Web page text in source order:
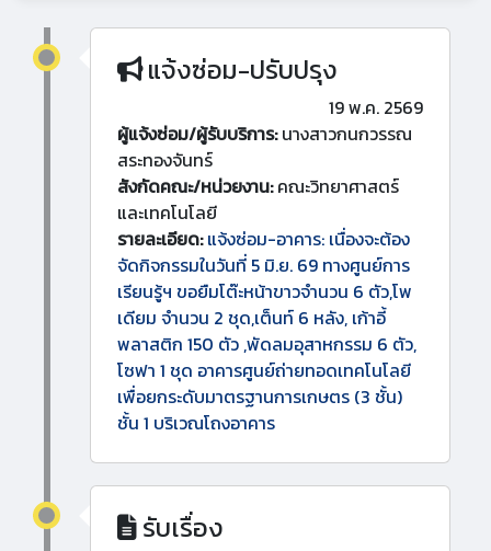
แจ้งซ่อม-ปรับปรุง
19 พ.ค. 2569
ผู้แจ้งซ่อม/ผู้รับบริการ:นางสาวกนกวรรณ
สระทองจันทร์
สังกัดคณะ/หน่วยงาน:คณะวิทยาศาสตร์
และเทคโนโลยี
รายละเอียด: แจ้งซ่อม-อาคาร: เนื่องจะต้อง
จัดกิจกรรมในวันที่ 5 มิ.ย. 69 ทางศูนย์การ
เรียนรู้ฯ ขอยืมโต๊ะหน้าขาวจำนวน 6 ตัว,โพ
เดียม จำนวน 2 ชุด,เต็นท์ 6 หลัง, เก้าอี้
พลาสติก 150 ตัว ,พัดลมอุสาหกรรม 6 ตัว,
โซฟา 1 ชุด อาคารศูนย์ถ่ายทอดเทคโนโลยี
เพื่อยกระดับมาตรฐานการเกษตร (3 ชั้น)
ชั้น 1 บริเวณโถงอาคาร
รับเรื่อง